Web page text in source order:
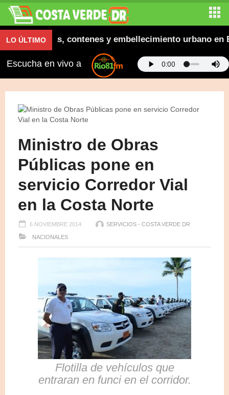
LO ÚLTIMO
aceras, contenes y embellecimiento urbano en El
Escucha en vivo a
Ministro de Obras
Públicas pone en
servicio Corredor Vial
en la Costa Norte
6 NOVIEMBRE 2014 SERVICIOS - COSTA VERDE DR
NACIONALES
Flotilla de vehículos que
entraran en funci en el corridor.